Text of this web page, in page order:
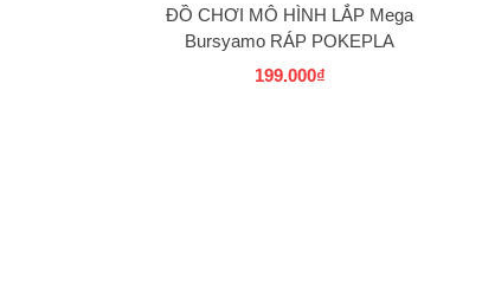
ĐỒ CHƠI MÔ HÌNH LẮP Mega
Bursyamo RÁP POKEPLA
COLLECTION 37 SELECT SERIES
199.000₫